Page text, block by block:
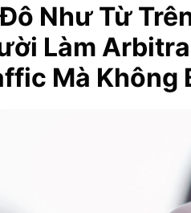
Như Từ
Làm
Mà Không